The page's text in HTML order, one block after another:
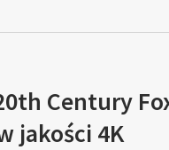
Century
jakości 4K